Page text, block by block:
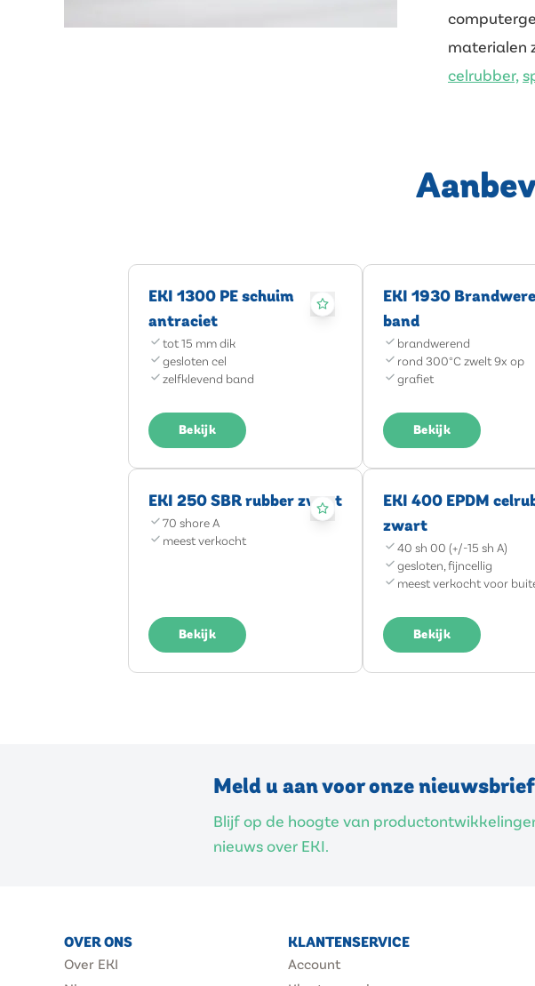
materialen
celrubber,
EKI 1300 PE schuim
antraciet
tot 15 mm dik
gesloten cel
zelfklevend band
Bekijk
EKI 1930
band
brandwerend
rond 300°C zwelt 9x op
grafiet
Bekijk
EKI 250 SBR rubber zwart
70 shore A
meest verkocht
Bekijk
EKI 400 EPDM
zwart
40 sh 00 (+/-15 sh A)
gesloten, fijncellig
meest verkocht voor
Bekijk
Meld u aan voor onze
Blijf op de hoogte van
nieuws over EKI.
OVER ONS
Over EKI
KLANTENSERVICE
Account